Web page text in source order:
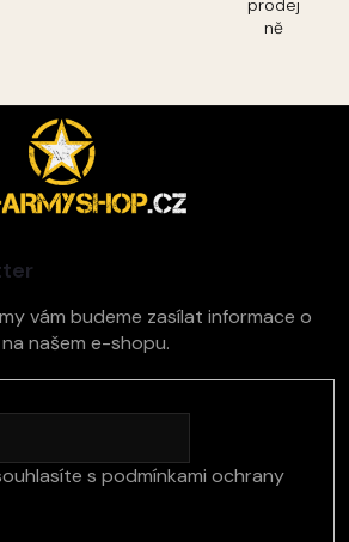
ně
vám budeme zasílat informace o
našem e-shopu.
s podmínkami ochrany